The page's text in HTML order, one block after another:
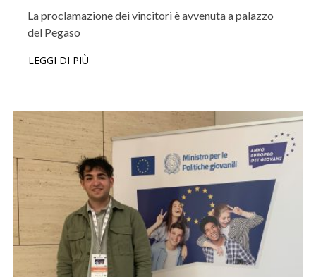
La proclamazione dei vincitori è avvenuta a palazzo
del Pegaso
LEGGI DI PIÙ